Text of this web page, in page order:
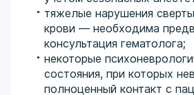
тяжелые нарушения
крови — необходима
консультация гематолога;
некоторые
состояния, при которых
полноценный контакт с